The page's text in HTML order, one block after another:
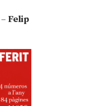
– Felip